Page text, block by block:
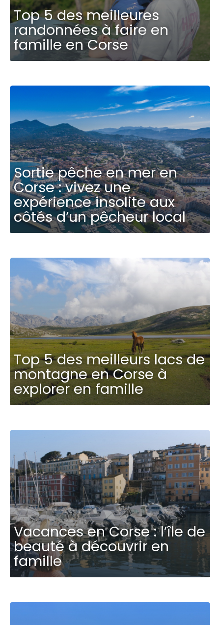
Top 5 des meilleures
randonnées à faire en
famille en Corse
Sortie pêche en mer en
Corse : vivez une
expérience insolite aux
côtés d’un pêcheur local
Top 5 des meilleurs lacs de
montagne en Corse à
explorer en famille
Vacances en Corse : l’île de
beauté à découvrir en
famille